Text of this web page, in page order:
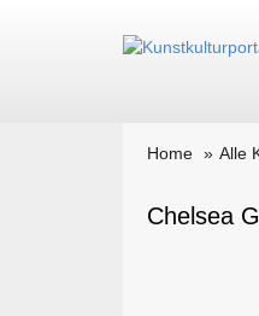
Home Alle
Chelsea